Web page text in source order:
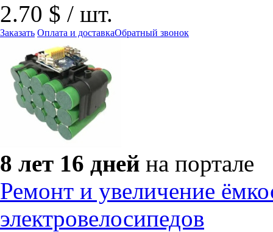
2.70 $ / шт.
Заказать Оплата и доставкаОбратный звонок
8 лет 16 дней на портале
Ремонт и увеличение
электровелосипедов